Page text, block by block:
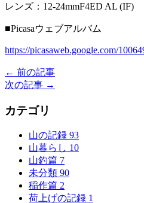
レンズ：12-24mmF4ED AL (IF)
■Picasaウェブアルバム
https://picasaweb.google.com/
← 前の記事
次の記事 →
カテゴリ
山の記録 93
山暮らし 10
山釣篇 7
未分類 90
稲作篇 2
荷上げの記録 1